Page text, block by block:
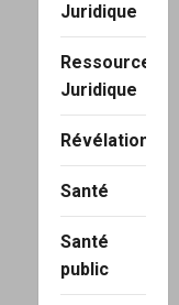
Juridique
Ressource
Juridique
Révélation
Santé
Santé
public